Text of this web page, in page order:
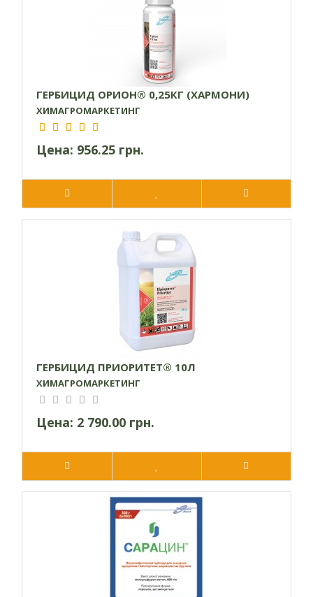
ГЕРБИЦИД ОРИОН® 0,25КГ (ХАРМОНИ)
ХИМАГРОМАРКЕТИНГ
Цена: 956.25 грн.
ГЕРБИЦИД ПРИОРИТЕТ® 10Л
ХИМАГРОМАРКЕТИНГ
Цена: 2 790.00 грн.